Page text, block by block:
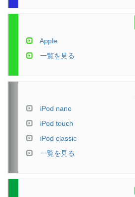
Apple
一覧を見る
iPod nano
iPod touch
iPod classic
一覧を見る